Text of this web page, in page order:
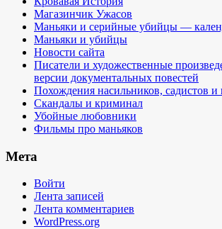
Магазинчик Ужасов
Маньяки и серийные убийцы —
Маньяки и убийцы
Новости сайта
Писатели и художественные
версии документальных повестей
Похождения насильников, садистов и
Скандалы и криминал
Убойные любовники
Фильмы про маньяков
Мета
Войти
Лента записей
Лента комментариев
WordPress.org